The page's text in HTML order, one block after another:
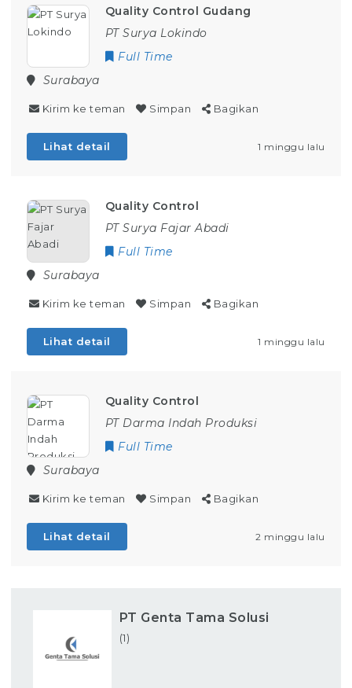
Quality Control Gudang
PT Surya Lokindo
Full Time
Surabaya
Kirim ke teman Simpan Bagikan
Lihat detail 1 minggu lalu
Quality Control
PT Surya Fajar Abadi
Full Time
Surabaya
Kirim ke teman Simpan Bagikan
Lihat detail 1 minggu lalu
Quality Control
PT Darma Indah Produksi
Full Time
Surabaya
Kirim ke teman Simpan Bagikan
Lihat detail 2 minggu lalu
PT Genta Tama Solusi
(1)